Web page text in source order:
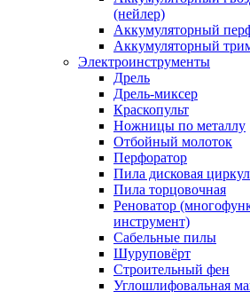
(нейлер)
Аккумуляторный
Аккумуляторный
Электроинструменты
Дрель
Дрель-миксер
Краскопульт
Ножницы по металлу
Отбойный молоток
Перфоратор
Пила дисковая
Пила торцовочная
Реноватор
инструмент)
Сабельные пилы
Шуруповёрт
Строительный фен
Углошлифовальная